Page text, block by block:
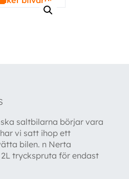
saltbilarna börjar vara
vi satt ihop ett
bilen. n Nerta
2L tryckspruta för endast